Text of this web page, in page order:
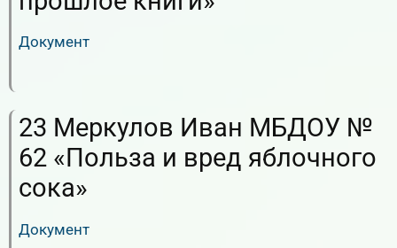
Документ
23 Меркулов Иван МБДОУ №
62 «Польза и вред яблочного
сока»
Документ